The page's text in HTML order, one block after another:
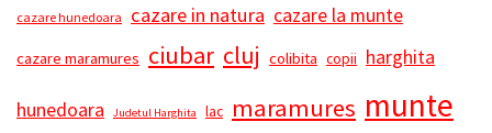
cazare hunedoara cazare in natura cazare la munte
cazare maramures ciubar cluj colibita copii harghita
hunedoara Judetul Harghita lac maramures munte